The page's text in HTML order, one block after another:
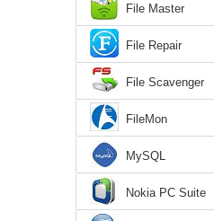
File Master
File Repair
File Scavenger
FileMon
MySQL
Nokia PC Suite